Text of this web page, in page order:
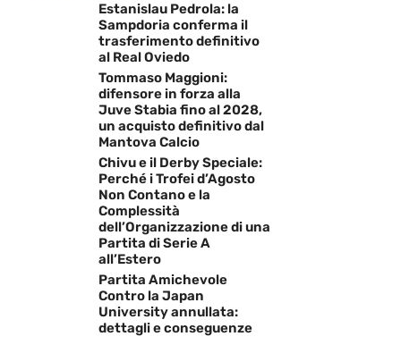
Estanislau Pedrola: la
Sampdoria conferma il
trasferimento definitivo
al Real Oviedo
Tommaso Maggioni:
difensore in forza alla
Juve Stabia fino al 2028,
un acquisto definitivo dal
Mantova Calcio
Chivu e il Derby Speciale:
Perché i Trofei d’Agosto
Non Contano e la
Complessità
dell’Organizzazione di una
Partita di Serie A
all’Estero
Partita Amichevole
Contro la Japan
University annullata:
dettagli e conseguenze